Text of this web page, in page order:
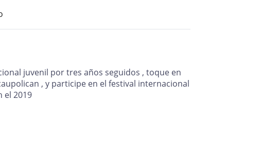
juvenil por tres años seguidos , toque en
, y participe en el festival internacional
el 2019